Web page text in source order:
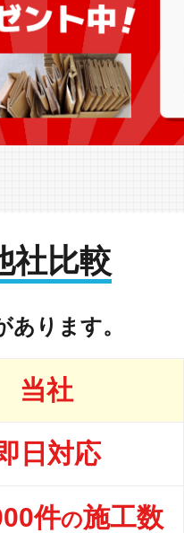
社比較
あります。
当社
日対応
件の施工数